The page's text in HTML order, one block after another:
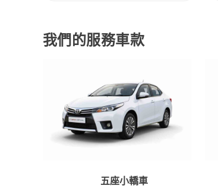
我們的服務車款
五座小轎車